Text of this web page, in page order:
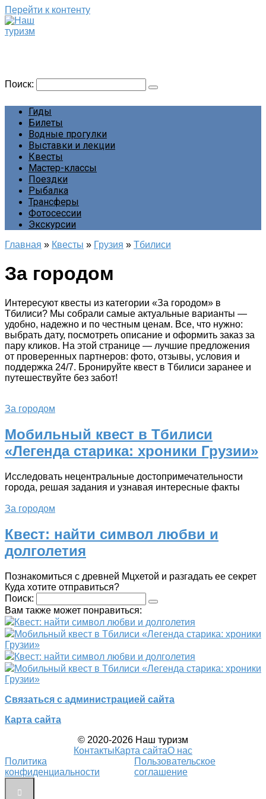
Перейти к контенту
Поиск:
Гиды
Билеты
Водные прогулки
Выставки и лекции
Квесты
Мастер-классы
Поездки
Рыбалка
Трансферы
Фотосессии
Экскурсии
Главная » Квесты » Грузия » Тбилиси
За городом
Интересуют квесты из категории «За городом» в
Тбилиси? Мы собрали самые актуальные варианты —
удобно, надежно и по честным ценам. Все, что нужно:
выбрать дату, посмотреть описание и оформить заказ за
пару кликов. На этой странице — лучшие предложения
от проверенных партнеров: фото, отзывы, условия и
поддержка 24/7. Бронируйте квест в Тбилиси заранее и
путешествуйте без забот!
За городом
Мобильный квест в Тбилиси
«Легенда старика: хроники Грузии»
Исследовать нецентральные достопримечательности
города, решая задания и узнавая интересные факты
За городом
Квест: найти символ любви и
долголетия
Познакомиться с древней Мцхетой и разгадать ее секрет
Куда хотите отправиться?
Поиск:
Вам также может понравиться:
Квест: найти символ любви и долголетия
Мобильный квест в Тбилиси «Легенда старика: хроники
Грузии»
Квест: найти символ любви и долголетия
Мобильный квест в Тбилиси «Легенда старика: хроники
Грузии»
Связаться с администрацией сайта
Карта сайта
© 2020-2026 Наш туризм
КонтактыКарта сайтаО нас
Политика
конфиденциальности
Пользовательское
соглашение